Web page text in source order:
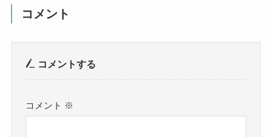
コメント
コメントする
コメント ※